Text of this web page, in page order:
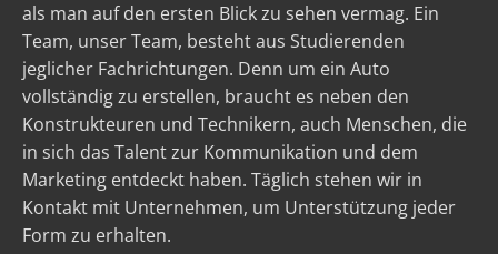
als man auf den ersten Blick zu sehen vermag. Ein
Team, unser Team, besteht aus Studierenden
jeglicher Fachrichtungen. Denn um ein Auto
vollständig zu erstellen, braucht es neben den
Konstrukteuren und Technikern, auch Menschen, die
in sich das Talent zur Kommunikation und dem
Marketing entdeckt haben. Täglich stehen wir in
Kontakt mit Unternehmen, um Unterstützung jeder
Form zu erhalten.